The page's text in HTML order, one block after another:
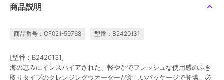
商品説明
商品番号：CF021-59768 型番：B2420131
[型番：B2420131]
海の恵みにインスパイアされた、軽やかでフレッシュな使用感のふき
取りタイプのクレンジングウオーターが新しいパッケージで登場。必